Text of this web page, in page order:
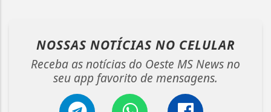
NOSSAS NOTÍCIAS NO CELULAR
Receba as notícias do Oeste MS News no
seu app favorito de mensagens.